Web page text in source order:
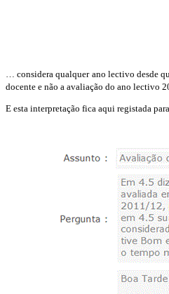
… considera qualquer ano lectivo desde
docente e não a avaliação do ano lectivo
E esta interpretação fica aqui registada